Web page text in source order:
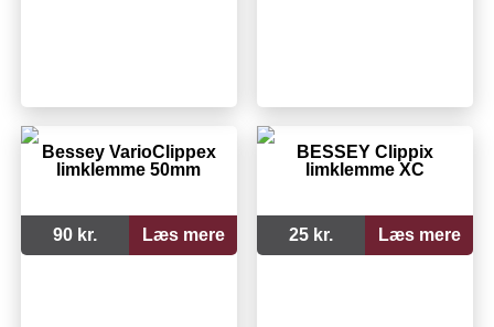
Bessey VarioClippex
limklemme 50mm
90 kr. Læs mere
BESSEY Clippix
limklemme XC
25 kr. Læs mere